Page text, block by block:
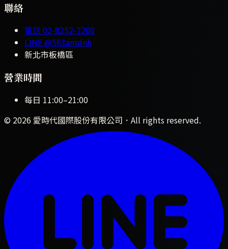
聯絡
電話02-8252-7208
LINE@563amdnh
新北市板橋區
營業時間
每日 11:00–21:00
© 2026 愛時代國際股份有限公司 ．All rights reserved.